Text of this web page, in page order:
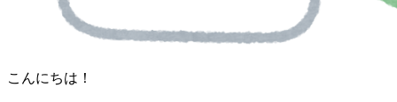
こんにちは！